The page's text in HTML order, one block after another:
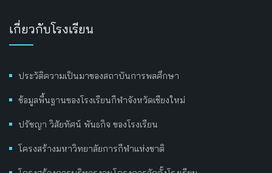
เกี่ยวกับโรงเรียน
ประวัติความเป็นมาของสถาบันการพลศึกษา
ข้อมูลพื้นฐานของโรงเรียนกีฬาจังหวัดเชียงใหม่
ปรัชญา วิสัยทัศน์ พันธกิจ ของโรงเรียน
โครงสร้างมหาวิทยาลัยการกีฬาแห่งชาติ